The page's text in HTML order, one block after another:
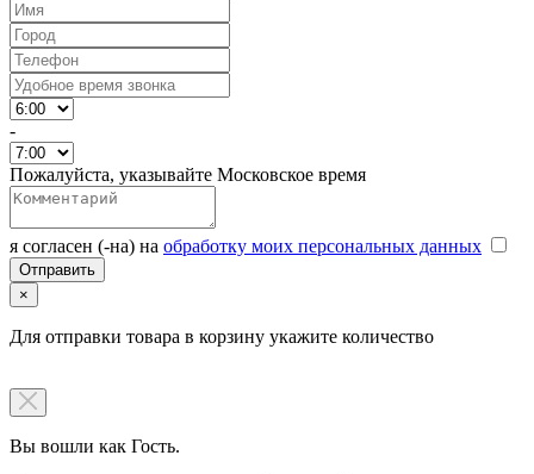
-
Пожалуйста, указывайте Московское время
я согласен (-на) на обработку моих персональных данных
×
Для отправки товара в корзину укажите количество
Вы вошли как Гость.